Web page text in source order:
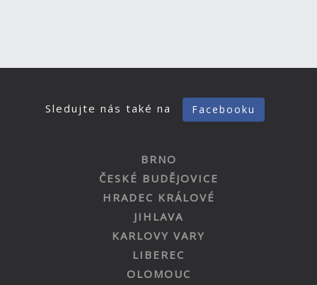
Sledujte nás také na Facebooku
BRNO
ČESKÉ BUDĚJOVICE
HRADEC KRÁLOVÉ
JIHLAVA
KARLOVY VARY
LIBEREC
OLOMOUC